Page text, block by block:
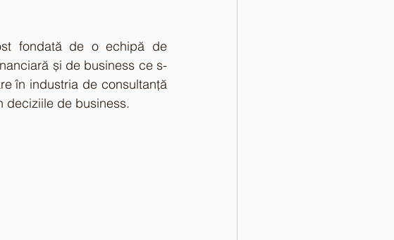
fondată de o echipă de
și de business ce s-
în industria de consultanță
deciziile de business.